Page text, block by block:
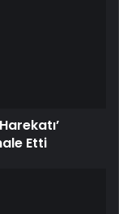
Etti